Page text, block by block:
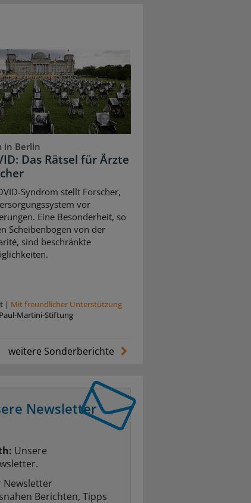
in Berlin
Das Rätsel für Ärzte
Syndrom stellt Forscher,
vor
Eine Besonderheit, so
Scheibenbogen von der
sind beschränkte
| Mit freundlicher Unterstützung
Martini-Stiftung
weitere Sonderberichte
Newsletter
Unsere
Newsletter
Berichten, Tipps